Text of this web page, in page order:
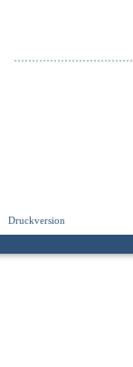
Druckversion